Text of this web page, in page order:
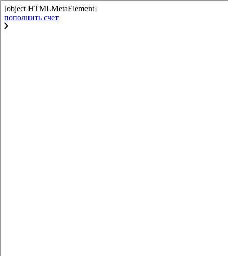
[object HTMLMetaElement]
пополнить счет